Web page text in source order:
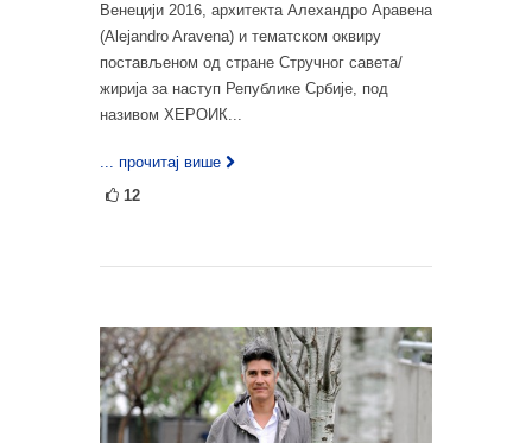
Венецији 2016, архитекта Алехандро Аравена
(Alejandro Aravena) и тематском оквиру
постављеном од стране Стручног савета/
жирија за наступ Републике Србије, под
називом ХЕРОИК...
... прочитај више
12